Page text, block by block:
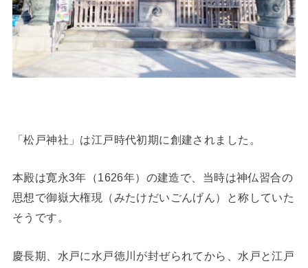
「松戸神社」は江戸時代初期に創建されました。
本殿は寛永3年（1626年）の建造で、当時は神仏習合の
思想で御嶽大権現（みたけだいごんげん）と称していた
そうです。
慶長期、水戸に水戸徳川が封ぜられてから、水戸と江戸